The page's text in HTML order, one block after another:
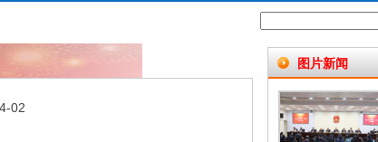
02
图片新闻